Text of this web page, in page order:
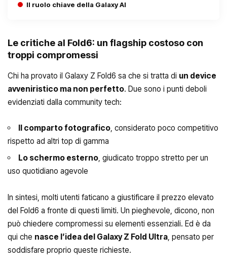
Il ruolo chiave della Galaxy AI
Le critiche al Fold6: un flagship costoso con
troppi compromessi
Chi ha provato il Galaxy Z Fold6 sa che si tratta di un device
avveniristico ma non perfetto. Due sono i punti deboli
evidenziati dalla community tech:
Il comparto fotografico, considerato poco competitivo
rispetto ad altri top di gamma
Lo schermo esterno, giudicato troppo stretto per un
uso quotidiano agevole
In sintesi, molti utenti faticano a giustificare il prezzo elevato
del Fold6 a fronte di questi limiti. Un pieghevole, dicono, non
può chiedere compromessi su elementi essenziali. Ed è da
qui che nasce l’idea del Galaxy Z Fold Ultra , pensato per
soddisfare proprio queste richieste.